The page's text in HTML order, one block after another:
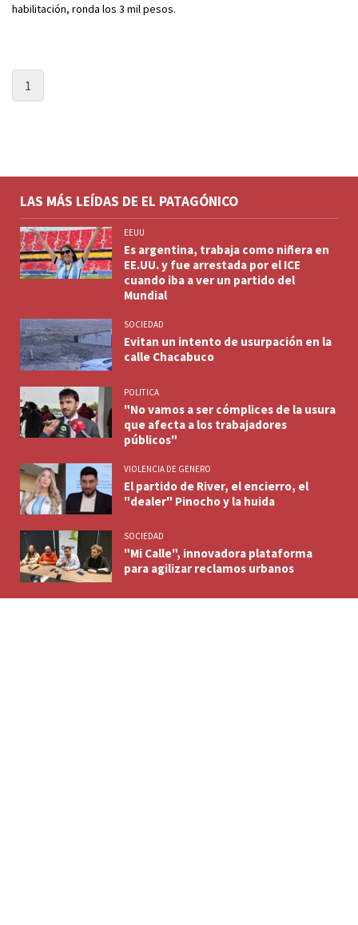
habilitación, ronda los 3 mil pesos.
1
LAS MÁS LEÍDAS DE EL PATAGÓNICO
EEUU
Es argentina, trabaja como niñera en
EE.UU. y fue arrestada por el ICE
cuando iba a ver un partido del
Mundial
SOCIEDAD
Evitan un intento de usurpación en la
calle Chacabuco
POLITICA
"No vamos a ser cómplices de la usura
que afecta a los trabajadores
públicos"
VIOLENCIA DE GENERO
El partido de River, el encierro, el
"dealer" Pinocho y la huida
SOCIEDAD
"Mi Calle", innovadora plataforma
para agilizar reclamos urbanos